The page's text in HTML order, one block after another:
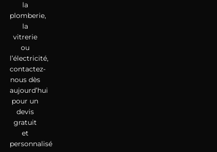
la
plomberie,
la
vitrerie
ou
l’électricité,
contactez-
nous dès
aujourd’hui
pour un
devis
gratuit
et
personnalisé